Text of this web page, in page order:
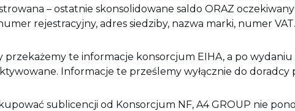
– ostatnie skonsolidowane saldo ORAZ
rejestracyjny, adres siedziby, nazwa marki, numer VAT.
przekażemy te informacje konsorcjum EIHA, a po
Informacje te prześlemy wyłącznie do doradcy
sublicencji od Konsorcjum NF, A4 GROUP nie